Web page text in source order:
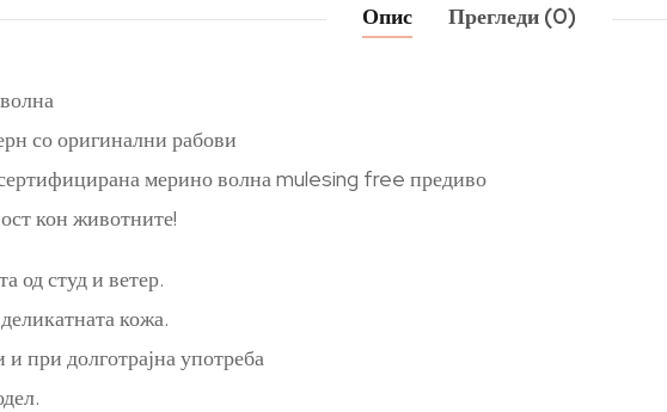
Опис Прегледи (0)
со оригинални рабови
мерино волна mulesing free предиво
кон животните!
од студ и ветер.
кожа.
при долготрајна употреба